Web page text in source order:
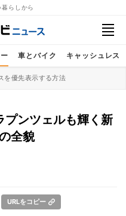
らしから
車とバイク キャッシュレス
を優先表示する方法
プンツェルも輝く新
全貌
URLをコピー